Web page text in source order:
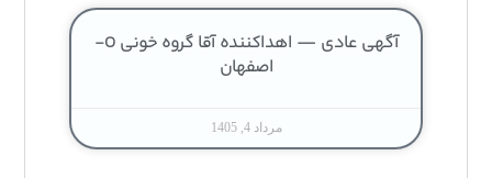
آگهی عادی — اهداکننده آقا گروه خونی O-
اصفهان
مرداد 4, 1405